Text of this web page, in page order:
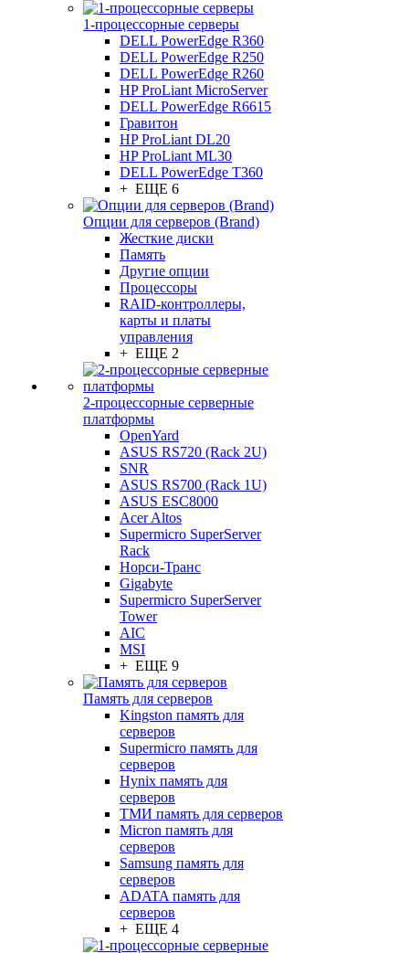
1-процессорные серверы
DELL PowerEdge R360
DELL PowerEdge R250
DELL PowerEdge R260
HP ProLiant MicroServer
DELL PowerEdge R6615
Гравитон
HP ProLiant DL20
HP ProLiant ML30
DELL PowerEdge T360
+ ЕЩЕ 6
Опции для серверов (Brand)
Жесткие диски
Память
Другие опции
Процессоры
RAID-контроллеры,
карты и платы
управления
+ ЕЩЕ 2
2-процессорные серверные
платформы
OpenYard
ASUS RS720 (Rack 2U)
SNR
ASUS RS700 (Rack 1U)
ASUS ESC8000
Acer Altos
Supermicro SuperServer
Rack
Норси-Транс
Gigabyte
Supermicro SuperServer
Tower
AIC
MSI
+ ЕЩЕ 9
Память для серверов
Kingston память для
серверов
Supermicro память для
серверов
Hynix память для
серверов
ТМИ память для серверов
Micron память для
серверов
Samsung память для
серверов
ADATA память для
серверов
+ ЕЩЕ 4